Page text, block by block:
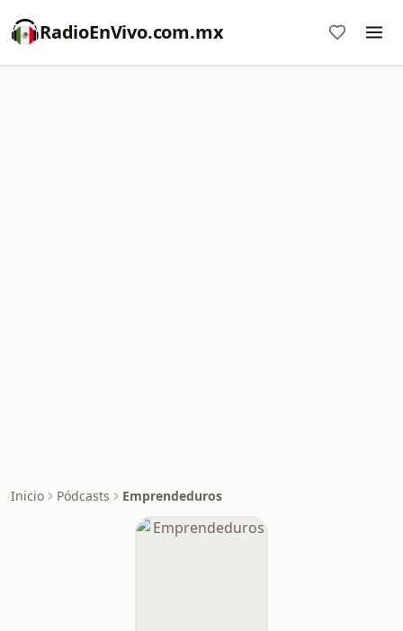
RadioEnVivo.com.mx
Inicio Pódcasts Emprendeduros